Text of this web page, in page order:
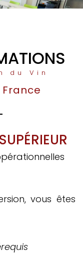
du Vin
vous êtes